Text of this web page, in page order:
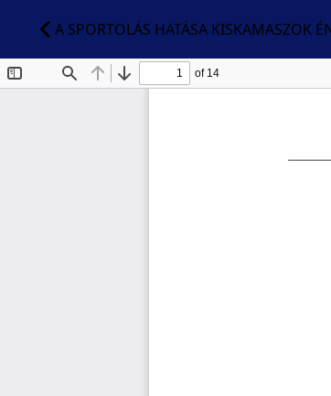
A SPORTOLÁS HATÁSA KISKAMASZOK